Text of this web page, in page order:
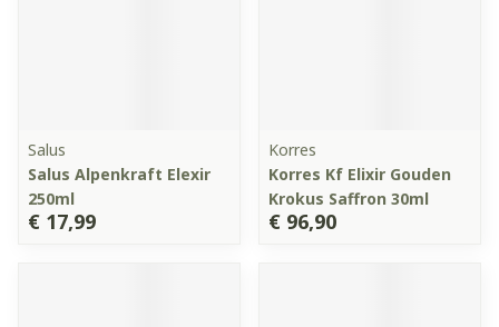
Salus
Salus Alpenkraft Elexir
250ml
€ 17,99
Korres
Korres Kf Elixir Gouden
Krokus Saffron 30ml
€ 96,90